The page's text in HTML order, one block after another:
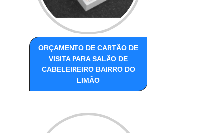
ORÇAMENTO DE CARTÃO DE
VISITA PARA SALÃO DE
CABELEIREIRO BAIRRO DO
LIMÃO